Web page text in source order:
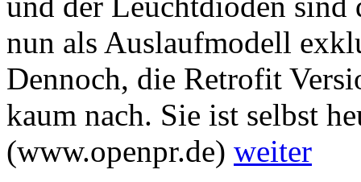
nun als Auslaufmodell
Dennoch, die Retrofit
kaum nach. Sie ist selbst
(www.openpr.de) weiter